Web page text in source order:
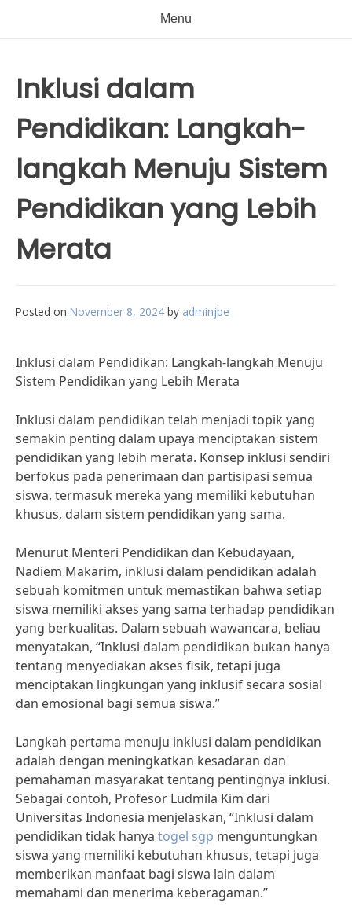
Menu
Inklusi dalam
Pendidikan: Langkah-
langkah Menuju Sistem
Pendidikan yang Lebih
Merata
Posted on November 8, 2024 by adminjbe
Inklusi dalam Pendidikan: Langkah-langkah Menuju
Sistem Pendidikan yang Lebih Merata
Inklusi dalam pendidikan telah menjadi topik yang
semakin penting dalam upaya menciptakan sistem
pendidikan yang lebih merata. Konsep inklusi sendiri
berfokus pada penerimaan dan partisipasi semua
siswa, termasuk mereka yang memiliki kebutuhan
khusus, dalam sistem pendidikan yang sama.
Menurut Menteri Pendidikan dan Kebudayaan,
Nadiem Makarim, inklusi dalam pendidikan adalah
sebuah komitmen untuk memastikan bahwa setiap
siswa memiliki akses yang sama terhadap pendidikan
yang berkualitas. Dalam sebuah wawancara, beliau
menyatakan, “Inklusi dalam pendidikan bukan hanya
tentang menyediakan akses fisik, tetapi juga
menciptakan lingkungan yang inklusif secara sosial
dan emosional bagi semua siswa.”
Langkah pertama menuju inklusi dalam pendidikan
adalah dengan meningkatkan kesadaran dan
pemahaman masyarakat tentang pentingnya inklusi.
Sebagai contoh, Profesor Ludmila Kim dari
Universitas Indonesia menjelaskan, “Inklusi dalam
pendidikan tidak hanya togel sgp menguntungkan
siswa yang memiliki kebutuhan khusus, tetapi juga
memberikan manfaat bagi siswa lain dalam
memahami dan menerima keberagaman.”